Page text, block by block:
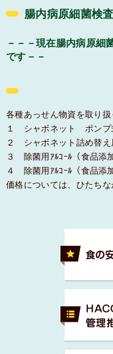
腸内病原細菌検
－－－現在腸内病原細
です－－
各種あっせん物資を取り扱
１ シャボネット ポン
２ シャボネット詰め替え
３ 除菌用ｱﾙｺｰﾙ（食品添
４ 除菌用ｱﾙｺｰﾙ（食品添
価格については、ひたちな